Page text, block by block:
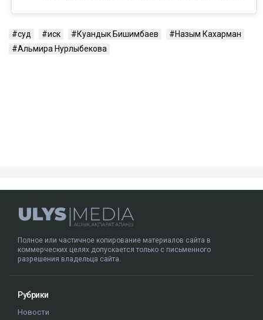
суд иск Куандык Бишимбаев
Назым Кахарман
Альмира Нурлыбекова
Полное или частичное копирование материалов сайта в
коммерческих целях допускается только с письменного
разрешения владельца сайта.
Рубрики
Новости